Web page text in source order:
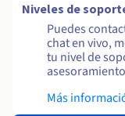
Niveles de
Puedes
chat en vivo,
tu nivel de
Más